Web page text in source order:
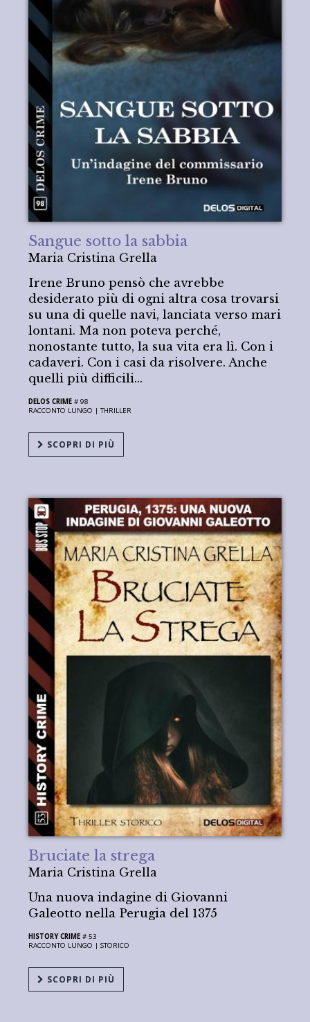
Sangue sotto la sabbia
Maria Cristina Grella
Irene Bruno pensò che avrebbe
desiderato più di ogni altra cosa trovarsi
su una di quelle navi, lanciata verso mari
lontani. Ma non poteva perché,
nonostante tutto, la sua vita era lì. Con i
cadaveri. Con i casi da risolvere. Anche
quelli più difficili...
DELOS CRIME # 98
RACCONTO LUNGO |THRILLER
SCOPRI DI PIÙ
Bruciate la strega
Maria Cristina Grella
Una nuova indagine di Giovanni
Galeotto nella Perugia del 1375
HISTORY CRIME # 53
RACCONTO LUNGO |STORICO
SCOPRI DI PIÙ